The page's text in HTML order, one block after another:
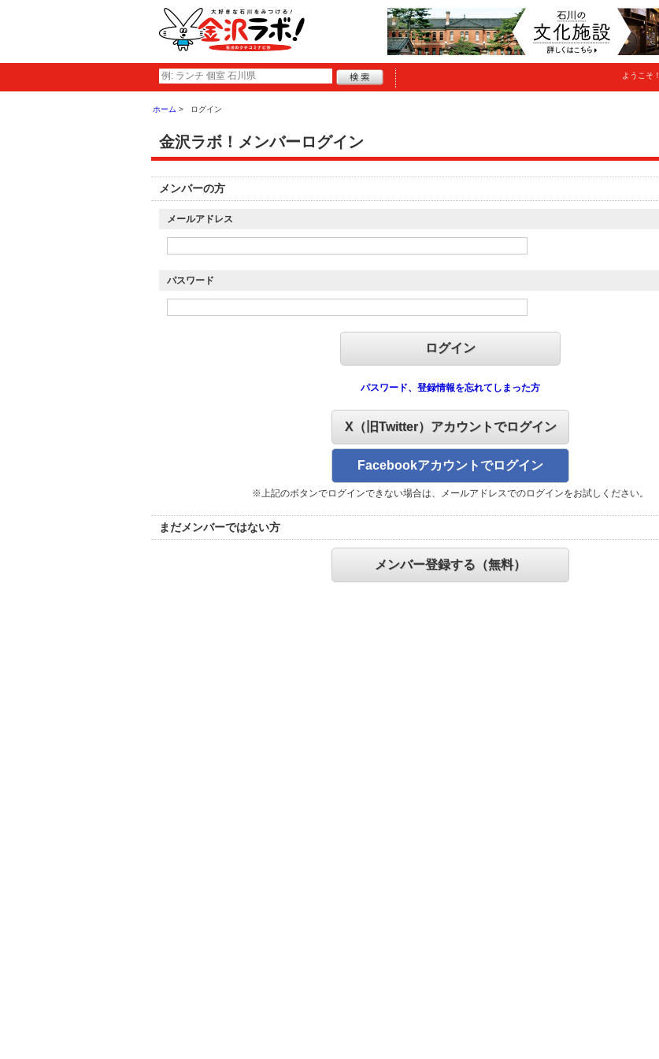
ようこそ！
ホーム ログイン
金沢ラボ！メンバーログイン
メンバーの方
メールアドレス
パスワード
パスワード、登録情報を忘れてしまった方
X（旧Twitter）アカウントでログイン
Facebookアカウントでログイン
※上記のボタンでログインできない場合は、メールアドレスでのログインをお試しください。
まだメンバーではない方
メンバー登録する（無料）